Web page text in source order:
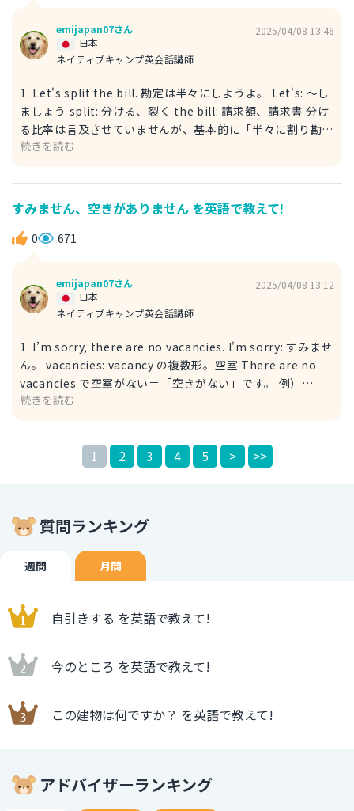
ぶ 以上参考にしてみてください。
emijapan07さん
ネイティブキャンプ英会話講師
日本
2025/04/08 13:46
1. Let's split the bill. 勘定は半々にしようよ。 Let's: 〜し
ましょう split: 分ける、裂く the bill: 請求額、請求書 分け
る比率は言及させていませんが、基本的に「半々に割り勘す
る」という意味で使われています。 例） I'll treat you
奢るよ。いや、心配しないで。勘定は半々にしようよ。 I'll
treat you: 私が奢ります。 2. Let's go fifty-fifty on the
bill. 勘定は半々にしようよ。 fifty-fifty: 半々、50対50。
on the bill: 勘定は（on には様々な意味があるので文脈に
支払いましょうか？勘定は半々にしよう。
続きを読む
すみません、空きがありません を英語で教えて!
0 671
emijapan07さん
ネイティブキャンプ英会話講師
日本
2025/04/08 13:12
1. I’m sorry, there are no vacancies. I'm sorry: すみませ
ん。 vacancies: vacancy の複数形。空室 There are no
vacancies で空室がない＝「空きがない」です。 例）
Hello, do you have any vacancies tonight? I'm sorry,
てください。
続きを読む
1 2 3 4 5 > >>
質問ランキング
週間 月間
自引きする を英語で教えて!
今のところ を英語で教えて!
この建物は何ですか？ を英語で教えて!
アドバイザーランキング